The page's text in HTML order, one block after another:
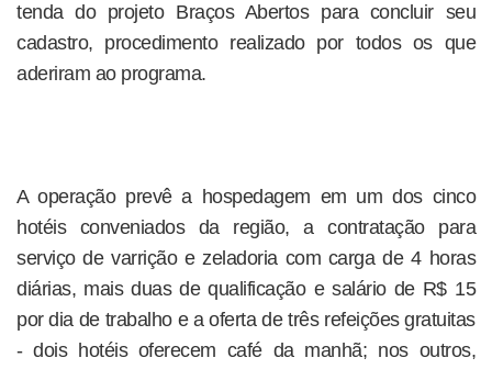
tenda do projeto Braços Abertos para concluir seu
cadastro, procedimento realizado por todos os que
aderiram ao programa.
A operação prevê a hospedagem em um dos cinco
hotéis conveniados da região, a contratação para
serviço de varrição e zeladoria com carga de 4 horas
diárias, mais duas de qualificação e salário de R$ 15
por dia de trabalho e a oferta de três refeições gratuitas
- dois hotéis oferecem café da manhã; nos outros,